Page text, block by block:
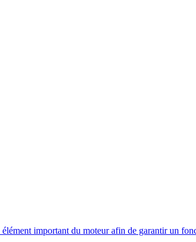
important du moteur afin de garantir un